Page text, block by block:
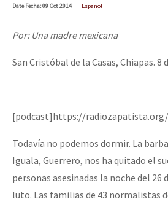
DateFecha: 09 Oct 2014
Español
Por: Una madre mexicana
San Cristóbal de la Casas, Chiapas. 8
[podcast]https://radiozapatista.org/
Todavía no podemos dormir. La
Iguala, Guerrero, nos ha quitado el
personas asesinadas la noche del 26
luto. Las familias de 43 normalistas